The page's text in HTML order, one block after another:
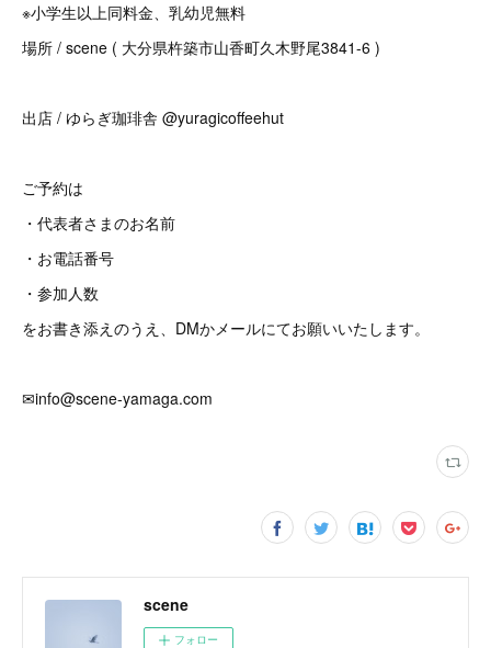
※小学生以上同料金、乳幼児無料
場所 / scene ( 大分県杵築市山香町久木野尾3841-6 )
出店 / ゆらぎ珈琲舎 @yuragicoffeehut
ご予約は
・代表者さまのお名前
・お電話番号
・参加人数
をお書き添えのうえ、DMかメールにてお願いいたします。
✉︎info@scene-yamaga.com
scene
フォロー